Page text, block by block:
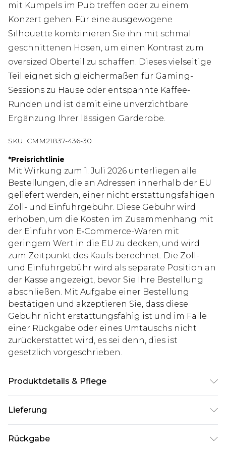
mit Kumpels im Pub treffen oder zu einem
Konzert gehen. Für eine ausgewogene
Silhouette kombinieren Sie ihn mit schmal
geschnittenen Hosen, um einen Kontrast zum
oversized Oberteil zu schaffen. Dieses vielseitige
Teil eignet sich gleichermaßen für Gaming-
Sessions zu Hause oder entspannte Kaffee-
Runden und ist damit eine unverzichtbare
Ergänzung Ihrer lässigen Garderobe.
SKU: CMM21837-436-30
*Preisrichtlinie
Mit Wirkung zum 1. Juli 2026 unterliegen alle
Bestellungen, die an Adressen innerhalb der EU
geliefert werden, einer nicht erstattungsfähigen
Zoll- und Einfuhrgebühr. Diese Gebühr wird
erhoben, um die Kosten im Zusammenhang mit
der Einfuhr von E‑Commerce-Waren mit
geringem Wert in die EU zu decken, und wird
zum Zeitpunkt des Kaufs berechnet. Die Zoll-
und Einfuhrgebühr wird als separate Position an
der Kasse angezeigt, bevor Sie Ihre Bestellung
abschließen. Mit Aufgabe einer Bestellung
bestätigen und akzeptieren Sie, dass diese
Gebühr nicht erstattungsfähig ist und im Falle
einer Rückgabe oder eines Umtauschs nicht
zurückerstattet wird, es sei denn, dies ist
gesetzlich vorgeschrieben.
Produktdetails & Pflege
groß & trägt UK Größe M/32
Lieferung
Deutschland Standardlieferung
€7.99
Rückgabe